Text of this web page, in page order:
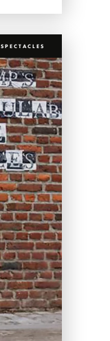
SPECTACLES